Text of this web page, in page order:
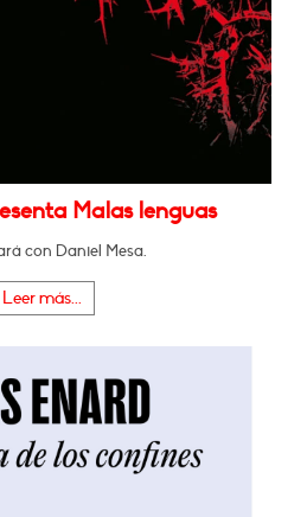
Malas lenguas
con Daniel Mesa.
Leer más...